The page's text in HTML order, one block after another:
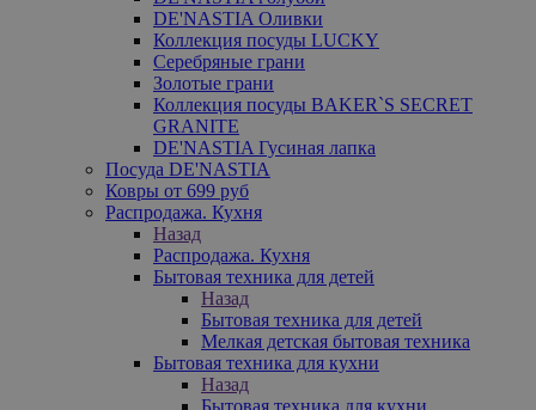
DE'NASTIA Оливки
Коллекция посуды LUCKY
Серебряные грани
Золотые грани
Коллекция посуды BAKER`S SECRET
GRANITE
DE'NASTIA Гусиная лапка
Посуда DE'NASTIA
Ковры от 699 руб
Распродажа. Кухня
Назад
Распродажа. Кухня
Бытовая техника для детей
Назад
Бытовая техника для детей
Мелкая детская бытовая техника
Бытовая техника для кухни
Назад
Бытовая техника для кухни